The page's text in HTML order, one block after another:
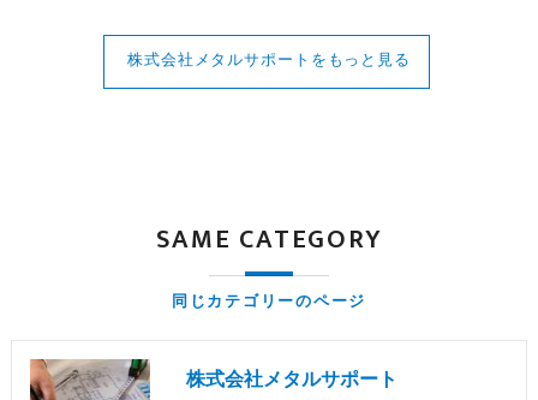
株式会社メタルサポートをもっと見る
同じカテゴリーのページ
SAME CATEGORY
株式会社メタルサポート